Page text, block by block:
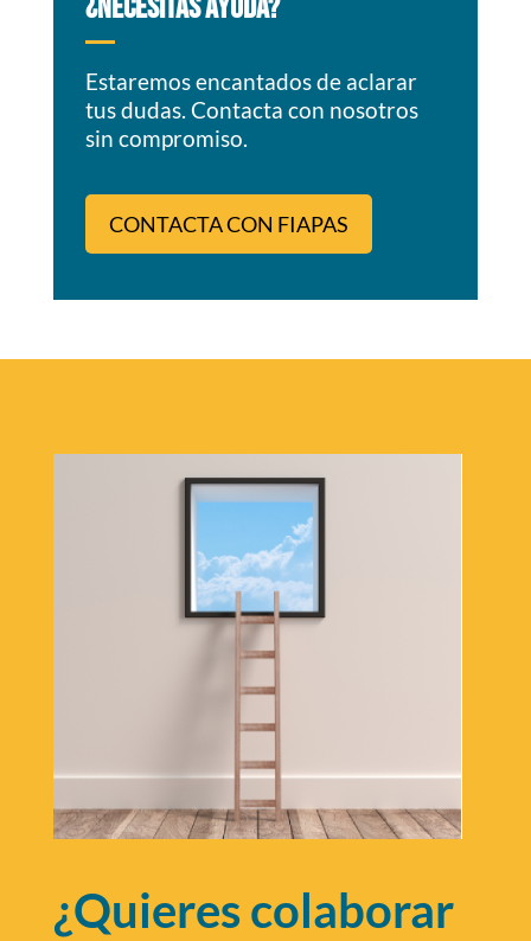
¿NECESITAS AYUDA?
Estaremos encantados de aclarar
tus dudas. Contacta con nosotros
sin compromiso.
CONTACTA CON FIAPAS
¿Quieres colaborar